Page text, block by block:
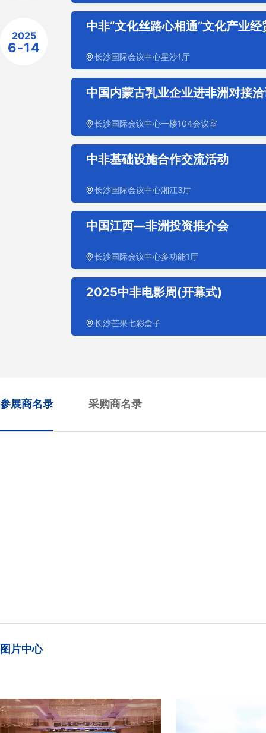
2025
6-14
中非“文化丝路心相通”文化产业
长沙国际会议中心星沙1厅
中国内蒙古乳业企业进非洲对接
长沙国际会议中心一楼104会议室
中非基础设施合作交流活动
长沙国际会议中心湘江3厅
中国江西—非洲投资推介会
长沙国际会议中心多功能1厅
2025中非电影周(开幕式)
长沙芒果七彩盒子
参展商名录 采购商名录
图片中心